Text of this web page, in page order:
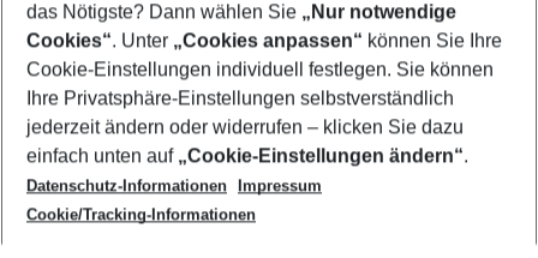
Footer
Footer navigation
Über uns
AGB
Cookie-Einstellungen ändern
Cookie-Richtlinie
Datenschutz
Service & Hilfe
Barrierefreies Reisen
Check-in
Folgen Sie uns
das Nötigste? Dann wählen Sie „Nur notwendige
Cookies“. Unter „Cookies anpassen“ können Sie Ihre
Cookie-Einstellungen individuell festlegen. Sie können
Ihre Privatsphäre-Einstellungen selbstverständlich
jederzeit ändern oder widerrufen – klicken Sie dazu
einfach unten auf „Cookie-Einstellungen ändern“.
Datenschutz-Informationen
Impressum
Cookie/Tracking-Informationen